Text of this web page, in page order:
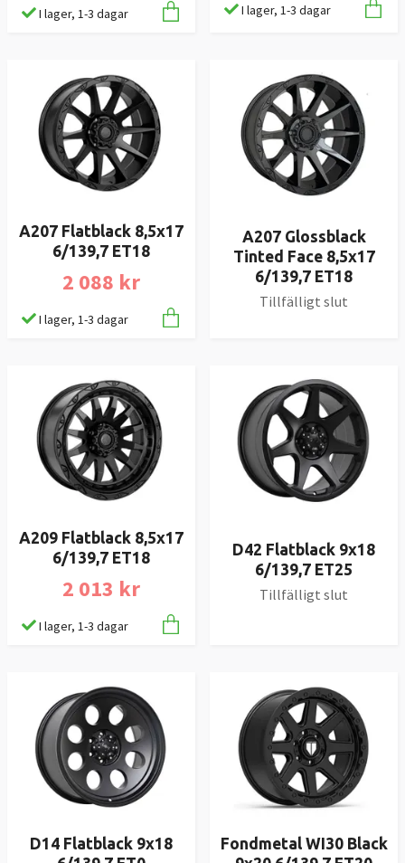
I lager, 1-3 dagar I lager, 1-3 dagar
A207 Flatblack 8,5x17
6/139,7 ET18
2 088 kr
I lager, 1-3 dagar
A207 Glossblack
Tinted Face 8,5x17
6/139,7 ET18
Tillfälligt slut
A209 Flatblack 8,5x17
6/139,7 ET18
2 013 kr
I lager, 1-3 dagar
D42 Flatblack 9x18
6/139,7 ET25
Tillfälligt slut
D14 Flatblack 9x18
Fondmetal WI30 Black